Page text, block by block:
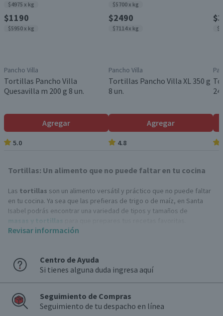
$4975 x kg
$1190
$5950 x kg
Pancho Villa
Tortillas Pancho Villa
Quesavilla m 200 g 8 un.
Agregar
5.0
$5700 x kg
$2490
$7114 x kg
Pancho Villa
Tortillas Pancho Villa XL 350 g
8 un.
Agregar
4.8
24
Tortillas: Un alimento que no puede faltar en tu cocina
Las tortillas son un alimento versátil y práctico que no puede faltar
en tu cocina. Ya sea que las prefieras de trigo o de maíz, en Santa
Isabel podrás encontrar una variedad de tipos y tamaños de
masas y tortillas
deliciosos y rápidos:
Tacos y burritos: Clásicos de la cocina mexicana, solo necesitas tus
rellenos favoritos, como carne, pollo, verduras, y salsas.
tu elección, dóblalas y caliéntalas hasta que el
queso
perfectas para un almuerzo rápido o para la once.
Revisar información
Centro de Ayuda
Si tienes alguna duda ingresa aquí
Seguimiento de Compras
Seguimiento de tu despacho en línea